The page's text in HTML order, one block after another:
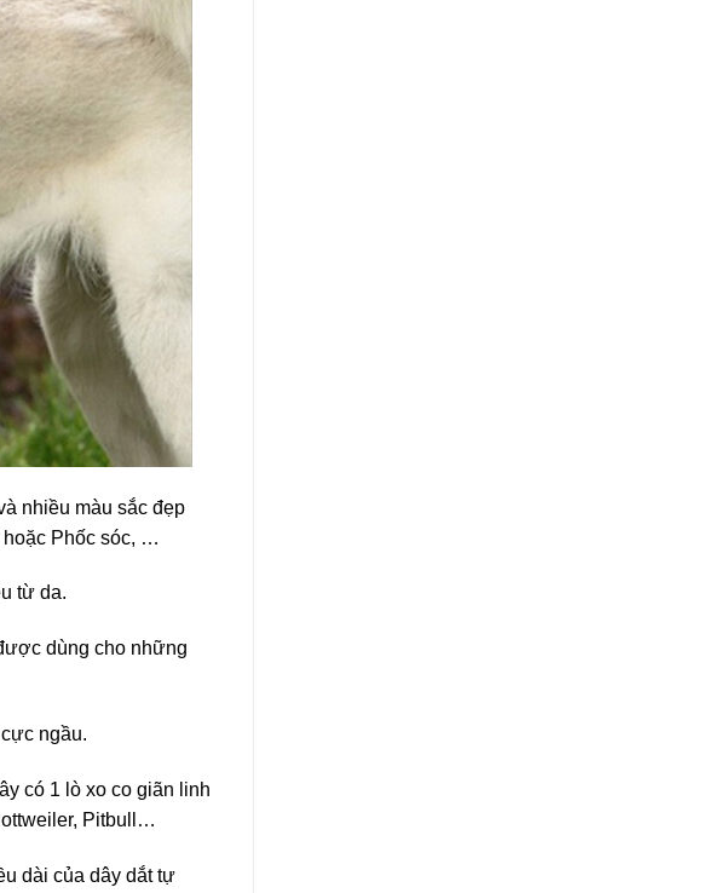
nhiều màu sắc đẹp
Phốc sóc, …
từ da.
dùng cho những
ngầu.
có 1 lò xo co giãn linh
Pitbull…
dài của dây dắt tự